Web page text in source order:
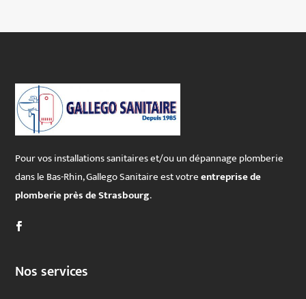
Pour vos installations sanitaires et/ou un dépannage plomberie
dans le Bas-Rhin, Gallego Sanitaire est votreentreprise de
plomberie près de Strasbourg.
Nos services